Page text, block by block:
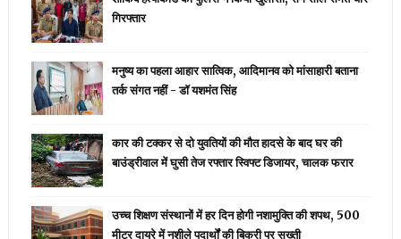
गिरफ्तार
मनुष्य का पहला आहार सात्विक, आदिमानव को मांसाहारी बताना
तर्क संगत नहीं - डॉ यशमंत सिंह
कार की टक्कर से दो युवतियों की मौत हादसे के बाद घर की
बाउंड्रीवाल में घुसी तेज रफ्तार स्विफ्ट डिजायर, चालक फरार
उच्च शिक्षण संस्थानों में हर दिन होगी नशामुक्ति की शपथ, 500
मीटर दायरे में नशीले पदार्थों की बिक्री पर सख्ती